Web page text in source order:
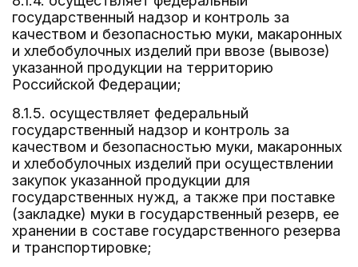
государственный надзор и контроль за
качеством и безопасностью муки, макаронных
и хлебобулочных изделий при ввозе (вывозе)
указанной продукции на территорию
Российской Федерации;
8.1.5. осуществляет федеральный
государственный надзор и контроль за
качеством и безопасностью муки, макаронных
и хлебобулочных изделий при осуществлении
закупок указанной продукции для
государственных нужд, а также при поставке
(закладке) муки в государственный резерв, ее
хранении в составе государственного резерва
и транспортировке;